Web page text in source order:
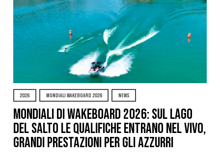
2026 MONDIALI WAKEBOARD 2026 NEWS
Mondiali di Wakeboard 2026: sul Lago
del Salto le qualifiche entrano nel vivo,
grandi prestazioni per gli azzurri